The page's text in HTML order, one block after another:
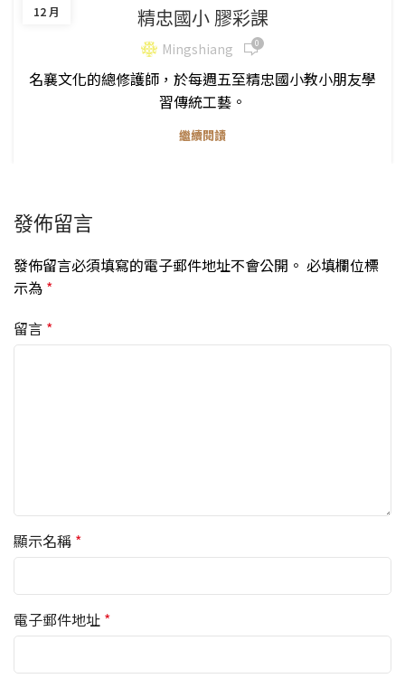
12 月 精忠國小 膠彩課
Mingshiang 0
名襄文化的總修護師，於每週五至精忠國小教小朋友學
習傳統工藝。
繼續閱讀
發佈留言
發佈留言必須填寫的電子郵件地址不會公開。 必填欄位標
示為 *
留言 *
顯示名稱 *
電子郵件地址 *